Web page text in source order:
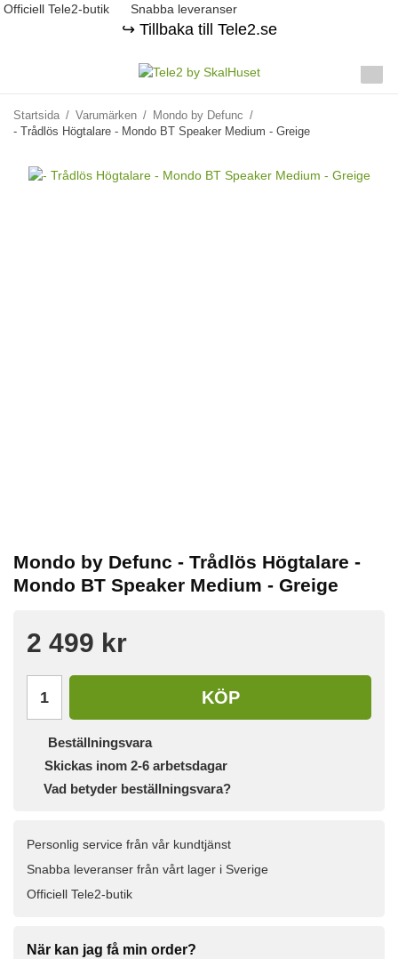
Officiell Tele2-butik Snabba leveranser
↪️ Tillbaka till Tele2.se
Startsida / Varumärken / Mondo by Defunc /
- Trådlös Högtalare - Mondo BT Speaker Medium - Greige
Mondo by Defunc - Trådlös Högtalare -
Mondo BT Speaker Medium - Greige
2 499 kr
KÖP
Beställningsvara
Skickas inom 2-6 arbetsdagar
Vad betyder beställningsvara?
Personlig service från vår kundtjänst
Snabba leveranser från vårt lager i Sverige
Officiell Tele2-butik
När kan jag få min order?